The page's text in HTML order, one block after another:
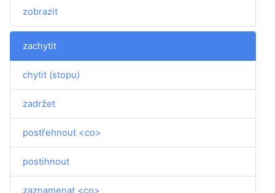
zobrazit
zachytit
chytit (stopu)
zadržet
postřehnout <co>
postihnout
zaznamenat <co>